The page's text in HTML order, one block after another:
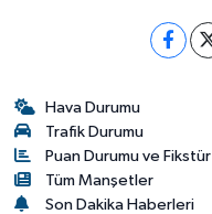
Hava Durumu
Trafik Durumu
Puan Durumu ve Fikstür
Tüm Manşetler
Son Dakika Haberleri